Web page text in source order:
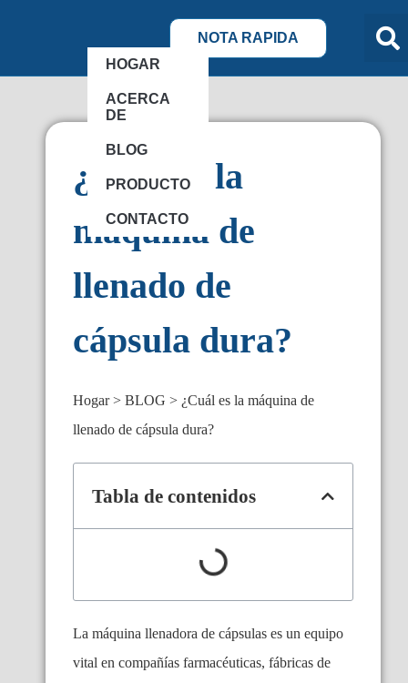
HOGAR
ACERCA
DE
BLOG
PRODUCTO
CONTACTO
NOTA RAPIDA
¿Cuál es la
máquina de
llenado de
cápsula dura?
Hogar BLOG
¿Cuál es la máquina de
llenado de cápsula dura?
Tabla de contenidos
La máquina llenadora de cápsulas es un equipo
vital en compañías farmacéuticas, fábricas de